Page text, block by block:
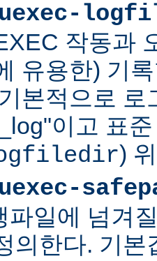
작동과
유용한) 기
본적으로 로
이고 표
)
파일에 넘겨
의한다. 기본